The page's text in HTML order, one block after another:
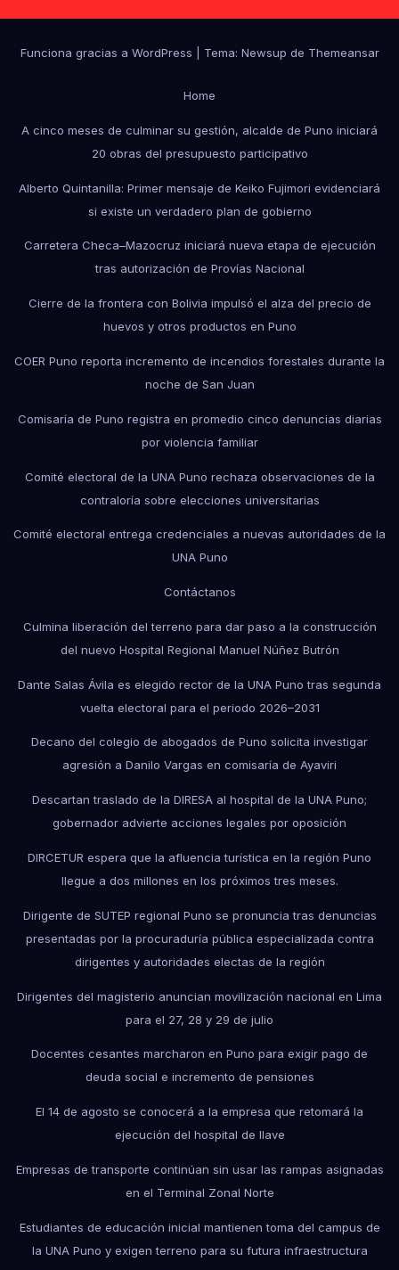
Funciona gracias a WordPress Tema: Newsup de Themeansar
Home
A cinco meses de culminar su gestión, alcalde de Puno iniciará
20 obras del presupuesto participativo
Alberto Quintanilla: Primer mensaje de Keiko Fujimori evidenciará
si existe un verdadero plan de gobierno
Carretera Checa–Mazocruz iniciará nueva etapa de ejecución
tras autorización de Provías Nacional
Cierre de la frontera con Bolivia impulsó el alza del precio de
huevos y otros productos en Puno
COER Puno reporta incremento de incendios forestales durante la
noche de San Juan
Comisaría de Puno registra en promedio cinco denuncias diarias
por violencia familiar
Comité electoral de la UNA Puno rechaza observaciones de la
contraloría sobre elecciones universitarias
Comité electoral entrega credenciales a nuevas autoridades de la
UNA Puno
Contáctanos
Culmina liberación del terreno para dar paso a la construcción
del nuevo Hospital Regional Manuel Núñez Butrón
Dante Salas Ávila es elegido rector de la UNA Puno tras segunda
vuelta electoral para el periodo 2026–2031
Decano del colegio de abogados de Puno solicita investigar
agresión a Danilo Vargas en comisaría de Ayaviri
Descartan traslado de la DIRESA al hospital de la UNA Puno;
gobernador advierte acciones legales por oposición
DIRCETUR espera que la afluencia turística en la región Puno
llegue a dos millones en los próximos tres meses.
Dirigente de SUTEP regional Puno se pronuncia tras denuncias
presentadas por la procuraduría pública especializada contra
dirigentes y autoridades electas de la región
Dirigentes del magisterio anuncian movilización nacional en Lima
para el 27, 28 y 29 de julio
Docentes cesantes marcharon en Puno para exigir pago de
deuda social e incremento de pensiones
El 14 de agosto se conocerá a la empresa que retomará la
ejecución del hospital de Ilave
Empresas de transporte continúan sin usar las rampas asignadas
en el Terminal Zonal Norte
Estudiantes de educación inicial mantienen toma del campus de
la UNA Puno y exigen terreno para su futura infraestructura